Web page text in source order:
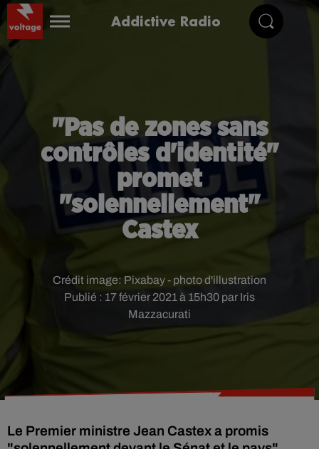
Addictive Radio
"Pas de zones sans
contrôles d'identité"
promet
"solennellement"
Castex
Publié : 17 février 2021 à 15h30 par Iris
Mazzacurati
Crédit image: Pixabay - photo d'illustration
Le Premier ministre Jean Castex a promis